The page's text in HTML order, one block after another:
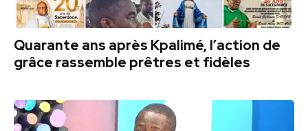
Quarante ans après Kpalimé, l’action de
grâce rassemble prêtres et fidèles